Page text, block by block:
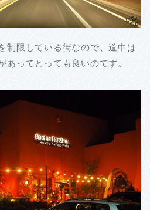
制限している街なので、道中は
あってとっても良いのです。